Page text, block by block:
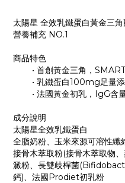
太陽星 全效乳鐵蛋白黃金三
營養補充 NO.1
商品特色
• 首創黃金三角，
• 乳鐵蛋白100mg足量
• 法國黃金初乳，IgG含
成分說明
太陽星全效乳鐵蛋白
全脂奶粉、玉米來源可溶性纖
接骨木萃取粉(接骨木萃取物
澱粉、長雙歧桿菌
鈣)、法國Prodiet初乳粉